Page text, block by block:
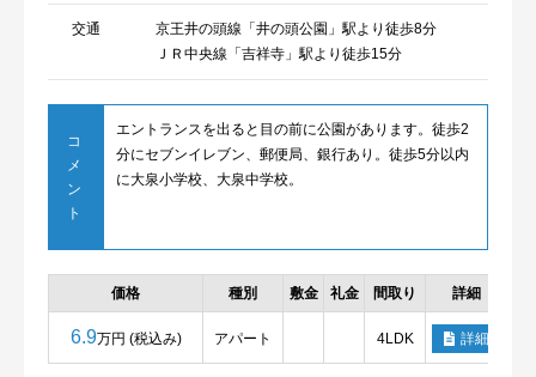
交通
京王井の頭線「井の頭公園」駅より徒歩8分
ＪＲ中央線「吉祥寺」駅より徒歩15分
コ
メ
ン
ト
エントランスを出ると目の前に公園があります。徒歩2
分にセブンイレブン、郵便局、銀行あり。徒歩5分以内
に大泉小学校、大泉中学校。
価格 種別 敷金 礼金 間取り 詳細
6.9万円 (税込み) アパート 4LDK 詳細